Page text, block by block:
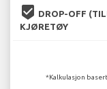
beenhere DROP-OFF
KJØRETØY
*Kalkulasjon